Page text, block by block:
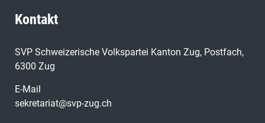
Kontakt
SVP Schweizerische Volkspartei Kanton Zug, Postfach,
6300 Zug
E-Mail
sekretariat@svp-zug.ch